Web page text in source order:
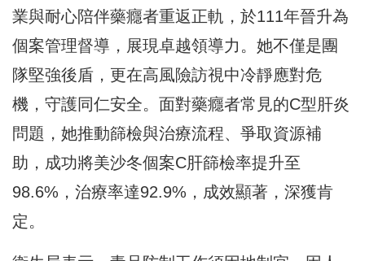
業與耐心陪伴藥癮者重返正軌，於111年晉升為
個案管理督導，展現卓越領導力。她不僅是團
隊堅強後盾，更在高風險訪視中冷靜應對危
機，守護同仁安全。面對藥癮者常見的C型肝炎
問題，她推動篩檢與治療流程、爭取資源補
助，成功將美沙冬個案C肝篩檢率提升至
98.6%，治療率達92.9%，成效顯著，深獲肯
定。